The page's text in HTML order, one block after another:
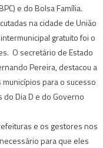
e do Bolsa Família.
na cidade de União
gratuito foi o
O secretário de Estado
Pereira, destacou a
para o sucesso
Dia D e do Governo
e os gestores nos
para que eles